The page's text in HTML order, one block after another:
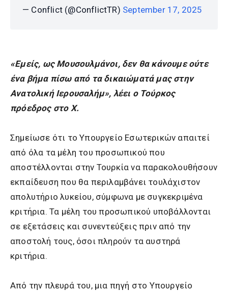
— Conflict (@ConflictTR) September 17, 2025
«Εμείς, ως Μουσουλμάνοι, δεν θα κάνουμε ούτε
ένα βήμα πίσω από τα δικαιώματά μας στην
Ανατολική Ιερουσαλήμ», λέει ο Τούρκος
πρόεδρος στο X.
Σημείωσε ότι το Υπουργείο Εσωτερικών απαιτεί
από όλα τα μέλη του προσωπικού που
αποστέλλονται στην Τουρκία να παρακολουθήσουν
εκπαίδευση που θα περιλαμβάνει τουλάχιστον
απολυτήριο λυκείου, σύμφωνα με συγκεκριμένα
κριτήρια. Τα μέλη του προσωπικού υποβάλλονται
σε εξετάσεις και συνεντεύξεις πριν από την
αποστολή τους, όσοι πληρούν τα αυστηρά
κριτήρια.
Από την πλευρά του, μια πηγή στο Υπουργείο